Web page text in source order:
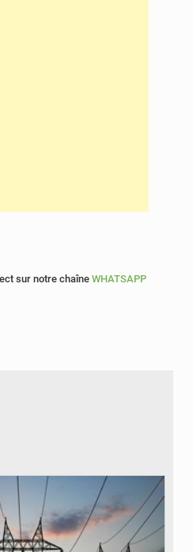
sur notre chaîne WHATSAPP